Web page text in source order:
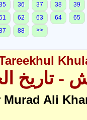
36 37 38
39
62 63 64
65
88
>>
- تاریخ
Murad Ali